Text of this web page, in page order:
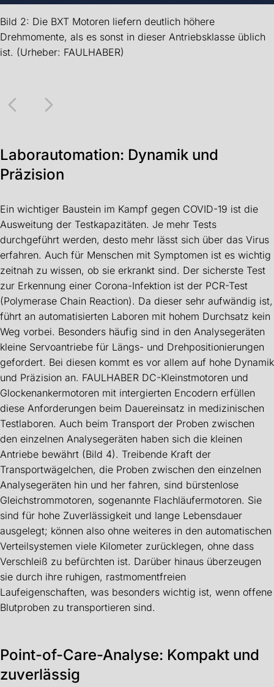
Bild 2: Die BXT Motoren liefern deutlich höhere
Drehmomente, als es sonst in dieser Antriebsklasse üblich
ist. (Urheber: FAULHABER)
Laborautomation: Dynamik und
Präzision
Ein wichtiger Baustein im Kampf gegen COVID-19 ist die
Ausweitung der Testkapazitäten. Je mehr Tests
durchgeführt werden, desto mehr lässt sich über das Virus
erfahren. Auch für Menschen mit Symptomen ist es wichtig
zeitnah zu wissen, ob sie erkrankt sind. Der sicherste Test
zur Erkennung einer Corona-Infektion ist der PCR-Test
(Polymerase Chain Reaction). Da dieser sehr aufwändig ist,
führt an automatisierten Laboren mit hohem Durchsatz kein
Weg vorbei. Besonders häufig sind in den Analysegeräten
kleine Servoantriebe für Längs- und Drehpositionierungen
gefordert. Bei diesen kommt es vor allem auf hohe Dynamik
und Präzision an. FAULHABER DC-Kleinstmotoren und
Glockenankermotoren mit intergierten Encodern erfüllen
diese Anforderungen beim Dauereinsatz in medizinischen
Testlaboren. Auch beim Transport der Proben zwischen
den einzelnen Analysegeräten haben sich die kleinen
Antriebe bewährt (Bild 4). Treibende Kraft der
Transportwägelchen, die Proben zwischen den einzelnen
Analysegeräten hin und her fahren, sind bürstenlose
Gleichstrommotoren, sogenannte Flachläufermotoren. Sie
sind für hohe Zuverlässigkeit und lange Lebensdauer
ausgelegt; können also ohne weiteres in den automatischen
Verteilsystemen viele Kilometer zurücklegen, ohne dass
Verschleiß zu befürchten ist. Darüber hinaus überzeugen
sie durch ihre ruhigen, rastmomentfreien
Laufeigenschaften, was besonders wichtig ist, wenn offene
Blutproben zu transportieren sind.
Point-of-Care-Analyse: Kompakt und
zuverlässig